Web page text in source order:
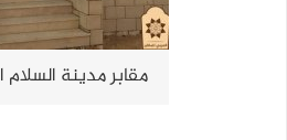
مقابر مدينة السلام